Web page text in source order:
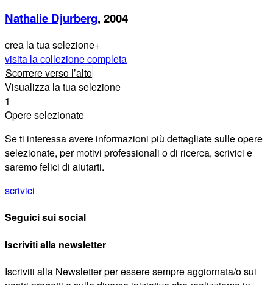
Nathalie Djurberg, 2004
crea la tua selezione+
visita la collezione completa
Scorrere verso l’alto
Visualizza la tua selezione
1
Opere selezionate
Se ti interessa avere informazioni più dettagliate sulle opere
selezionate, per motivi professionali o di ricerca, scrivici e
saremo felici di aiutarti.
scrivici
Seguici sui social
Iscriviti alla newsletter
Iscriviti alla Newsletter per essere sempre aggiornata/o sui